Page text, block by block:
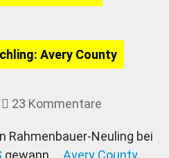
Avery County
23 Kommentare
prämierter
Rahmenbauer-Neuling bei
gewann … Avery County